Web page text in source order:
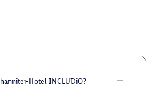
Hotel INCLUDiO?